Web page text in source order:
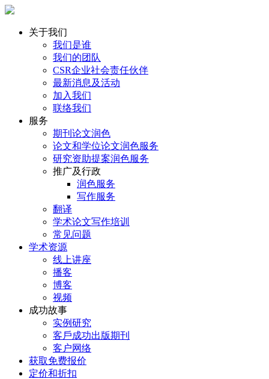
关于我们
我们是谁
我们的团队
CSR企业社会责任伙伴
最新消息及活动
加入我们
联络我们
服务
期刊论文润色
论文和学位论文润色服务
研究资助提案润色服务
推广及行政
润色服务
写作服务
翻译
学术论文写作培训
常见问题
学术资源
线上讲座
播客
博客
视频
成功故事
实例研究
客戶成功出版期刊
客户网络
获取免费报价
定价和折扣